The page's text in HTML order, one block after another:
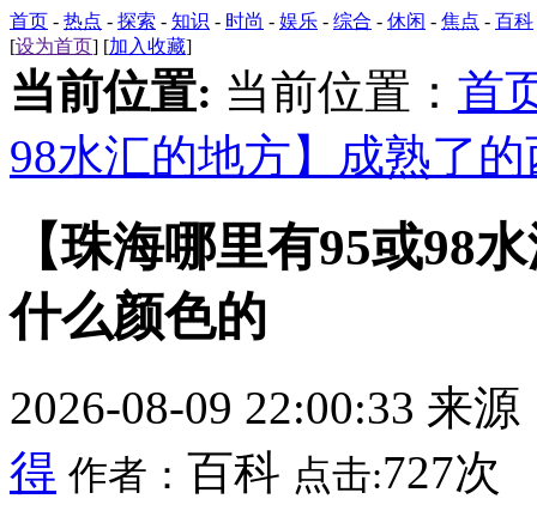
首页 - 热点 - 探索 - 知识 - 时尚 - 娱乐 - 综合 - 休闲 - 焦点 - 百科
[设为首页] [加入收藏]
当前位置: 当前位置： 首
98水汇的地方】成熟了
【珠海哪里有95或98
什么颜色的
2026-08-09 22:00:33 来源
得 作者： 百科 点击:727次